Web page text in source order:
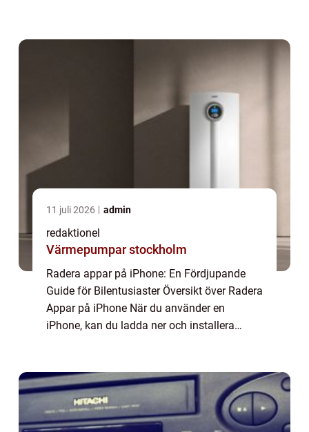
11 juli 2026 admin
redaktionel
Värmepumpar stockholm
Radera appar på iPhone: En Fördjupande
Guide för Bilentusiaster Översikt över Radera
Appar på iPhone När du använder en
iPhone, kan du ladda ner och installera
sa...